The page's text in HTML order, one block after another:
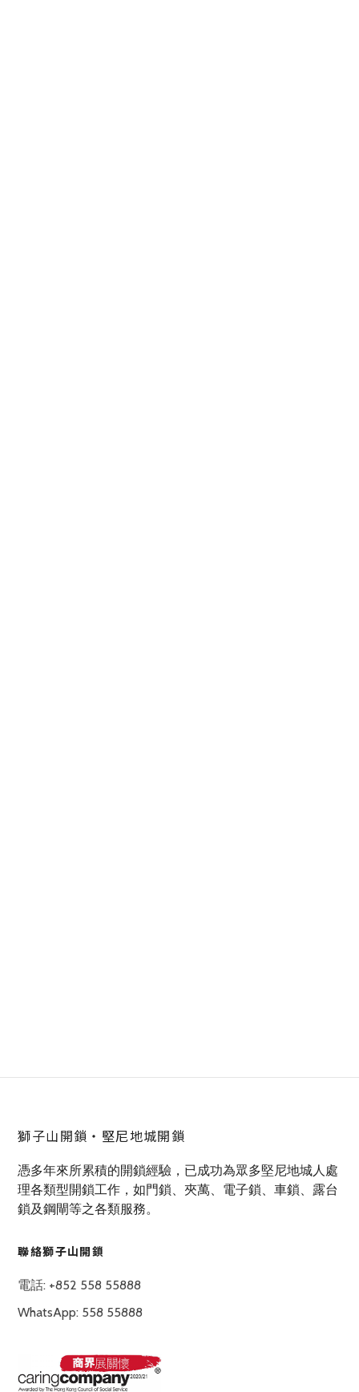
獅子山開鎖‧堅尼地城開鎖
憑多年來所累積的開鎖經驗，已成功為眾多堅尼地城人處
理各類型開鎖工作，如門鎖、夾萬、電子鎖、車鎖、露台
鎖及鋼閘等之各類服務。
聯絡獅子山開鎖
電話: +852 558 55888
WhatsApp: 558 55888